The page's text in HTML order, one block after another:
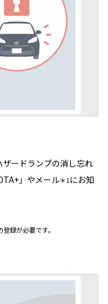
ードランプの消し忘れ
」やメール＊1にお知
録が必要です。